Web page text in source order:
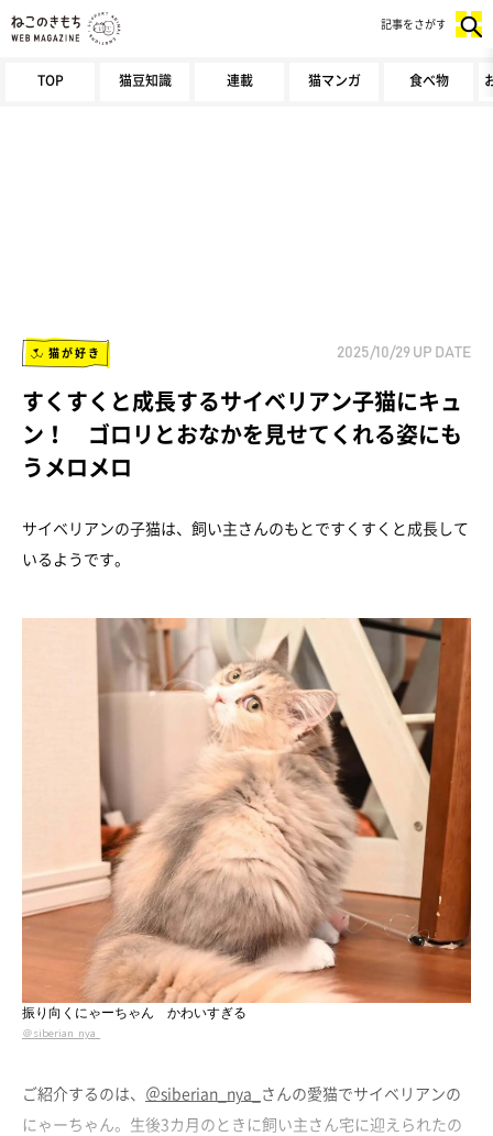
TOP 猫豆知識 連載 猫マンガ 食べ物
記事をさがす
猫が好き 2025/10/29 UP DATE
すくすくと成長するサイベリアン子猫にキュ
ン！ ゴロリとおなかを見せてくれる姿にも
うメロメロ
サイベリアンの子猫は、飼い主さんのもとですくすくと成長して
いるようです。
振り向くにゃーちゃん かわいすぎる
＠siberian_nya_
ご紹介するのは、 ＠siberian_nya_ さんの愛猫でサイベリアンの
にゃーちゃん。生後3カ月のときに飼い主さん宅に迎えられたの